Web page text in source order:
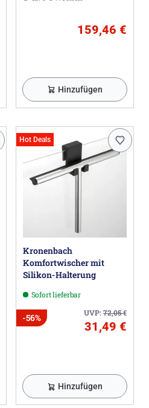
159,46 €
Hinzufügen
Hot Deals
Kronenbach
Komfortwischer mit
Silikon-Halterung
Sofort lieferbar
UVP:72,05€
-56%
31,49 €
Hinzufügen